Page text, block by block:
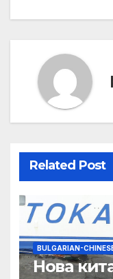
Related Post
BULGARIAN-
Нова